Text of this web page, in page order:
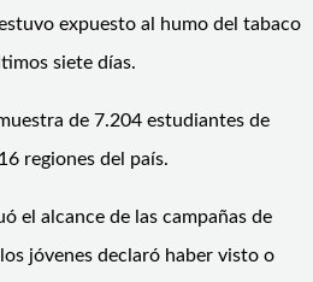
expuesto al humo del tabaco
siete días.
de 7.204 estudiantes de
regiones del país.
el alcance de las campañas de
jóvenes declaró haber visto o